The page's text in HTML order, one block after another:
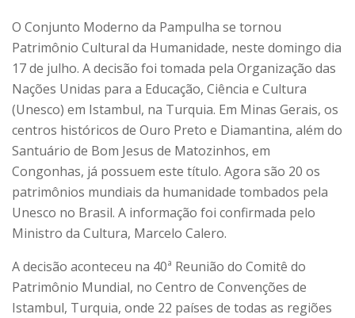
O Conjunto Moderno da Pampulha se tornou
Patrimônio Cultural da Humanidade, neste domingo dia
17 de julho. A decisão foi tomada pela Organização das
Nações Unidas para a Educação, Ciência e Cultura
(Unesco) em Istambul, na Turquia. Em Minas Gerais, os
centros históricos de Ouro Preto e Diamantina, além do
Santuário de Bom Jesus de Matozinhos, em
Congonhas, já possuem este título. Agora são 20 os
patrimônios mundiais da humanidade tombados pela
Unesco no Brasil. A informação foi confirmada pelo
Ministro da Cultura, Marcelo Calero.
A decisão aconteceu na 40ª Reunião do Comitê do
Patrimônio Mundial, no Centro de Convenções de
Istambul, Turquia, onde 22 países de todas as regiões